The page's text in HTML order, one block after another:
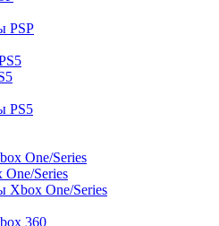
PSP
PS5
One/Series
Series
Xbox One/Series
360